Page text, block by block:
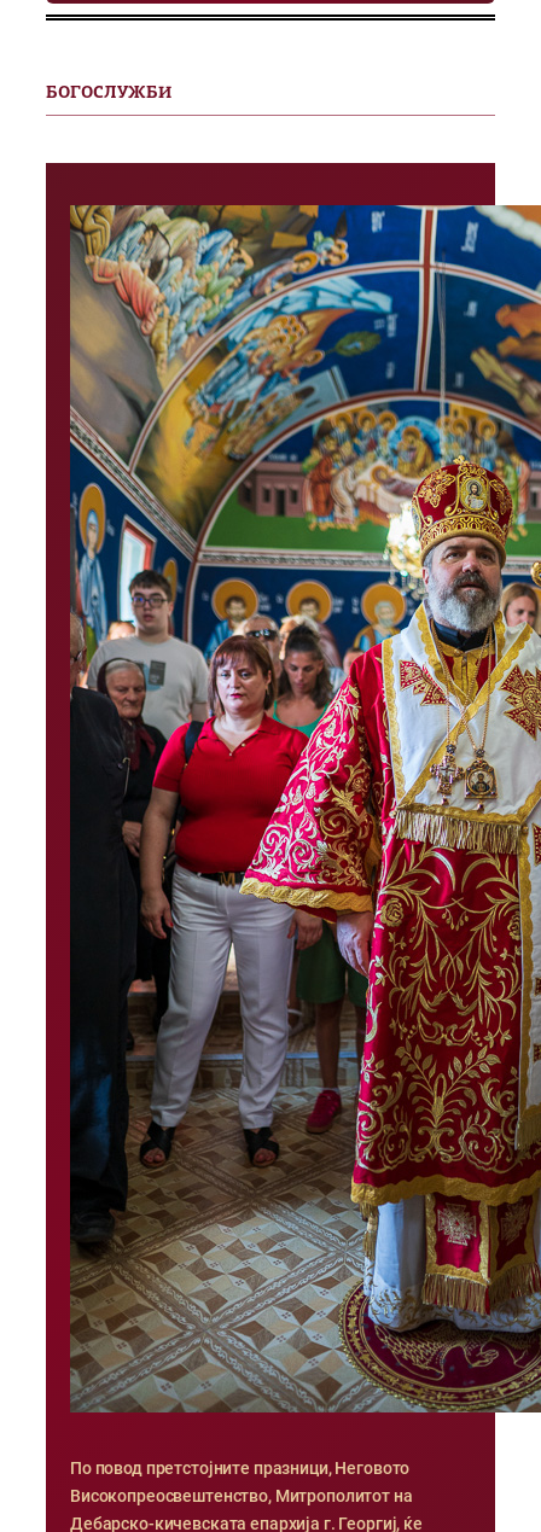
БОГОСЛУЖБИ
По повод претстојните празници, Неговото
Високопреосвештенство, Митрополитот на
Дебарско-кичевската епархија г. Георгиј, ќе